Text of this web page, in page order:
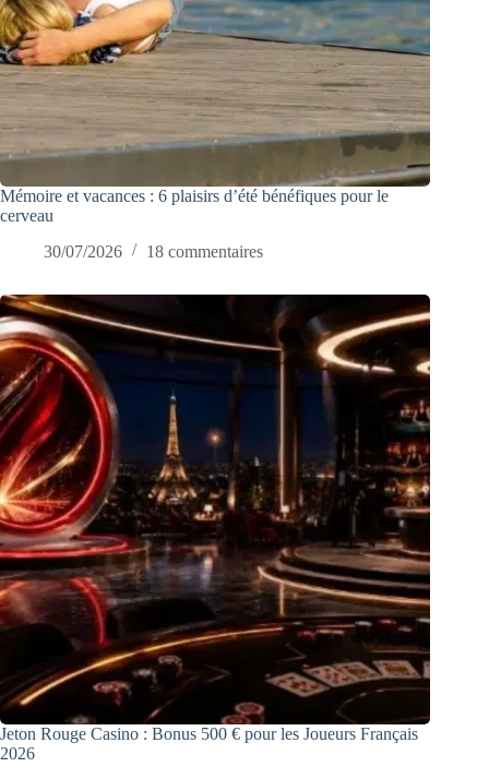
Mémoire et vacances : 6 plaisirs d’été bénéfiques pour le
cerveau
30/07/2026
18 commentaires
Jeton Rouge Casino : Bonus 500 € pour les Joueurs Français
2026